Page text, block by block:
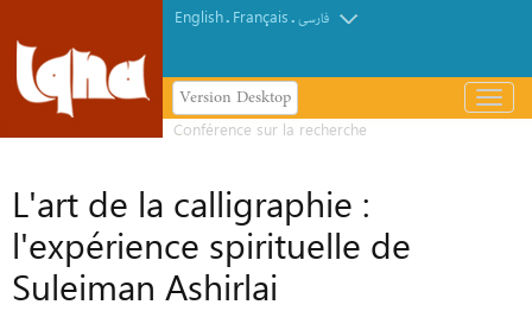
English. Français.فارسی
Version Desktop
باز
و
L'art de la calligraphie :
l'expérience spirituelle de
Suleiman Ashirlai